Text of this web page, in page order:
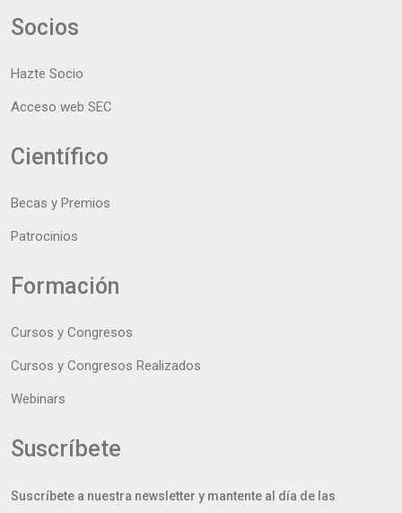
Socios
Hazte Socio
Acceso web SEC
Científico
Becas y Premios
Patrocinios
Formación
Cursos y Congresos
Cursos y Congresos Realizados
Webinars
Suscríbete
Suscríbete a nuestra newsletter y mantente al día de las